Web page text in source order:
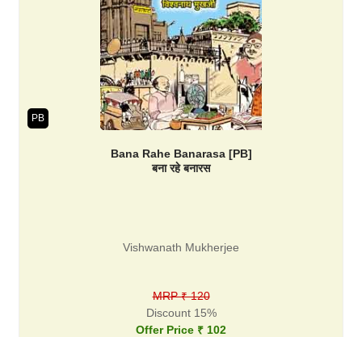
PB
Bana Rahe Banarasa [PB]
बना रहे बनारस
Vishwanath Mukherjee
MRP ₹ 120
Discount 15%
Offer Price ₹ 102